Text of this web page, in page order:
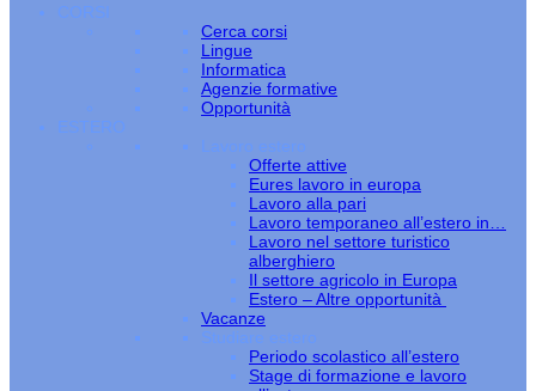
CORSI
Cerca corsi
Lingue
Informatica
Agenzie formative
Opportunità
ESTERO
Lavoro estero
Offerte attive
Eures lavoro in europa
Lavoro alla pari
Lavoro temporaneo all’estero in…
Lavoro nel settore turistico
alberghiero
Il settore agricolo in Europa
Estero – Altre opportunità
Vacanze
Studiare estero
Periodo scolastico all’estero
Stage di formazione e lavoro